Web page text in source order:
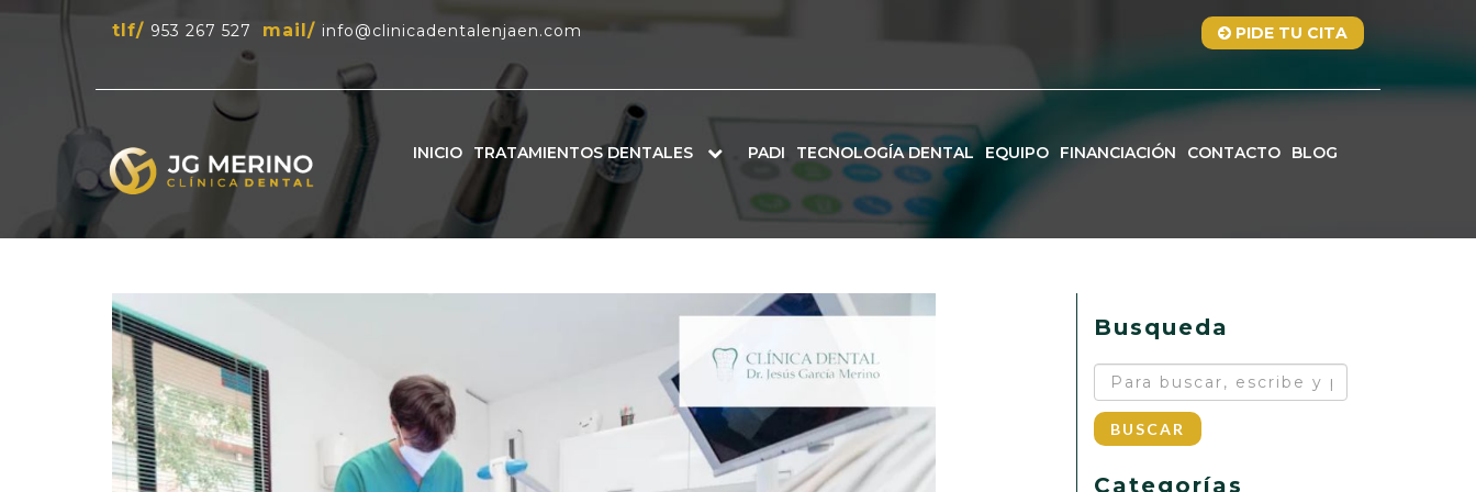
tlf/ 953 267 527 mail/ info@clinicadentalenjaen.com PIDE TU CITA
INICIO TRATAMIENTOS DENTALES PADI TECNOLOGÍA DENTAL EQUIPO FINANCIACIÓN CONTACTO BLOG
Busqueda
BUSCAR
Categorías